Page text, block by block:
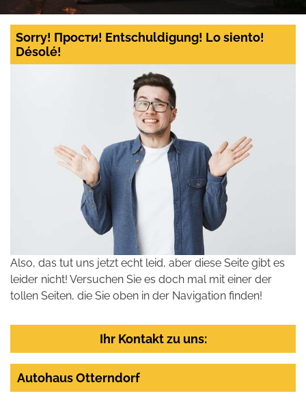
Sorry! Прости! Entschuldigung! Lo siento!
Désolé!
Also, das tut uns jetzt echt leid, aber diese Seite gibt es
leider nicht! Versuchen Sie es doch mal mit einer der
tollen Seiten, die Sie oben in der Navigation finden!
Ihr Kontakt zu uns:
Autohaus Otterndorf